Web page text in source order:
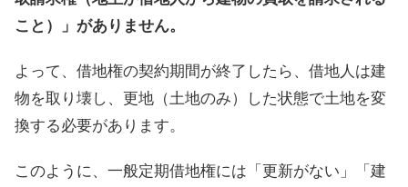
こと）」がありません。
よって、借地権の契約期間が終了したら、借地人は建
物を取り壊し、更地（土地のみ）した状態で土地を変
換する必要があります。
このように、一般定期借地権には「更新がない」「建